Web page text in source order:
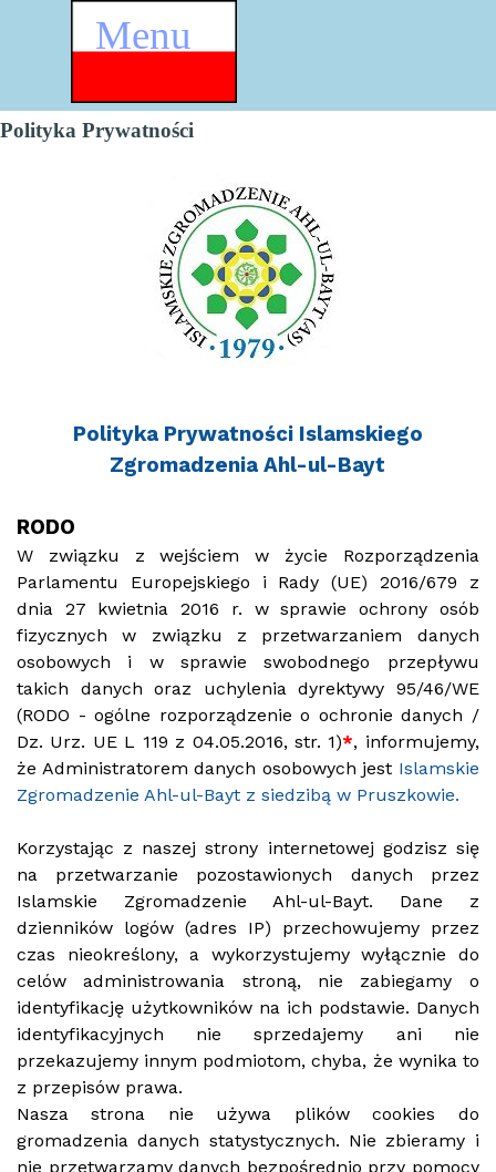
Przejdź do treści
Pomiń menu
Menu
Polityka Prywatności
Polityka Prywatności Islamskiego
Zgromadzenia Ahl-ul-Bayt
RODO
W związku z wejściem w życie Rozporządzenia
Parlamentu Europejskiego i Rady (UE) 2016/679 z
dnia 27 kwietnia 2016 r. w sprawie ochrony osób
fizycznych w związku z przetwarzaniem danych
osobowych i w sprawie swobodnego przepływu
takich danych oraz uchylenia dyrektywy 95/46/WE
(RODO - ogólne rozporządzenie o ochronie danych /
Dz. Urz. UE L 119 z 04.05.2016, str. 1)*, informujemy,
że Administratorem danych osobowych jest Islamskie
Zgromadzenie Ahl-ul-Bayt z siedzibą w Pruszkowie.
Korzystając z naszej strony internetowej godzisz się
na przetwarzanie pozostawionych danych przez
Islamskie Zgromadzenie Ahl-ul-Bayt. Dane z
dzienników logów (adres IP) przechowujemy przez
czas nieokreślony, a wykorzystujemy wyłącznie do
celów administrowania stroną, nie zabiegamy o
identyfikację użytkowników na ich podstawie. Danych
identyfikacyjnych nie sprzedajemy ani nie
przekazujemy innym podmiotom, chyba, że wynika to
z przepisów prawa.
Nasza strona nie używa plików cookies do
gromadzenia danych statystycznych. Nie zbieramy i
nie przetwarzamy danych bezpośrednio przy pomocy